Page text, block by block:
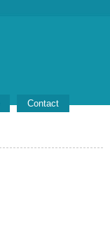
Contact